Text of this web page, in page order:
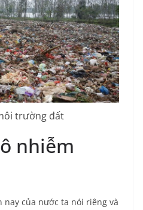
trường đất
nhiễm
nay của nước ta nói riêng và